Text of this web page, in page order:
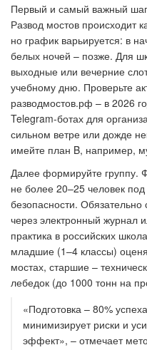
Первый и самый важный
Развод мостов происходит
но график варьируется: в
белых ночей – позже. Для
выходные или вечерние
учебному дню. Проверьте
разводмостов.рф – в 2026
Telegram-ботах для
сильном ветре или дожде
имейте план B, например,
Далее формируйте
не более 20–25 человек
безопасности. Обязательно
через электронный журнал
практика в российских
младшие (1–4 классы)
мостах, старшие –
лебедок (до 1000 тонн на
«Подготовка – 80%
минимизирует риски и
эффект», – отмечает